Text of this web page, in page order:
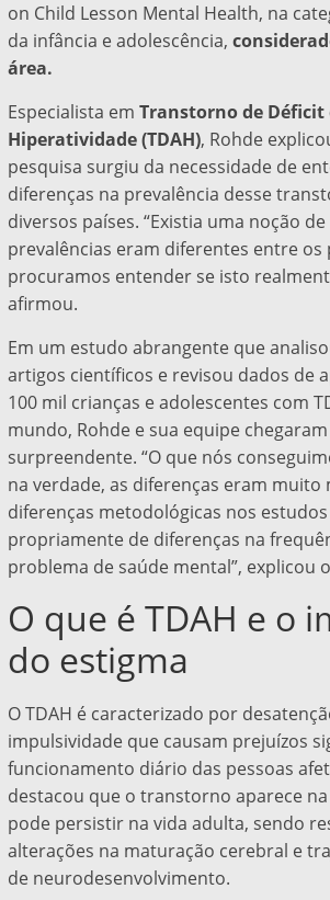
on Child Lesson Mental Health, na
da infância e adolescência,
área.
Especialista em Transtorno de Déficit
Hiperatividade (TDAH), Rohde
pesquisa surgiu da necessidade de
diferenças na prevalência desse
diversos países. “Existia uma noção de
prevalências eram diferentes entre os
procuramos entender se isto
afirmou.
Em um estudo abrangente que
artigos científicos e revisou dados de
100 mil crianças e adolescentes com
mundo, Rohde e sua equipe
surpreendente. “O que nós
na verdade, as diferenças eram muito
diferenças metodológicas nos
propriamente de diferenças na
problema de saúde mental”, explicou
O que é TDAH e o
do estigma
O TDAH é caracterizado por
impulsividade que causam prejuízos
funcionamento diário das pessoas
destacou que o transtorno aparece
pode persistir na vida adulta, sendo
alterações na maturação cerebral e
de neurodesenvolvimento.